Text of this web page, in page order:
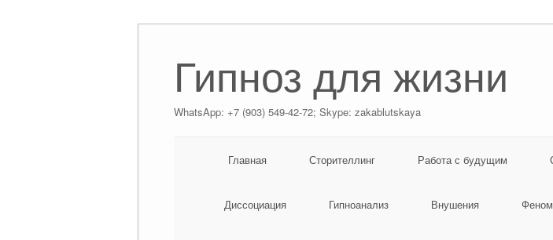
Гипноз для жизни
WhatsApp: +7 (903) 549-42-72; Skype: zakablutskaya
Главная Сторителлинг Работа с будущим
Диссоциация Гипноанализ Внушения